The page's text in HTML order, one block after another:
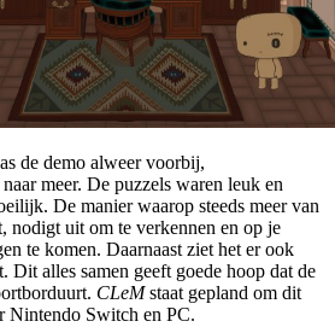
de demo alweer voorbij,
meer. De puzzels waren leuk en
De manier waarop steeds meer van
nodigt uit om te verkennen en op je
te komen. Daarnaast ziet het er ook
Dit alles samen geeft goede hoop dat de
CLeMstaat gepland om dit
Nintendo Switch en PC.